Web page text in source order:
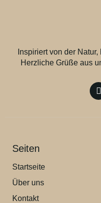
Inspiriert von der
Herzliche Grüße aus
Seiten
Startseite
Über uns
Kontakt